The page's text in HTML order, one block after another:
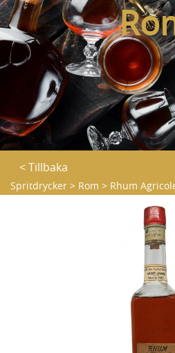
< Tillbaka
Spritdrycker > Rom > Rhum